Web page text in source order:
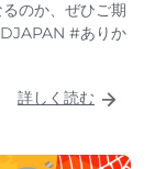
のか、ぜひご期
#ありか
詳しく読む